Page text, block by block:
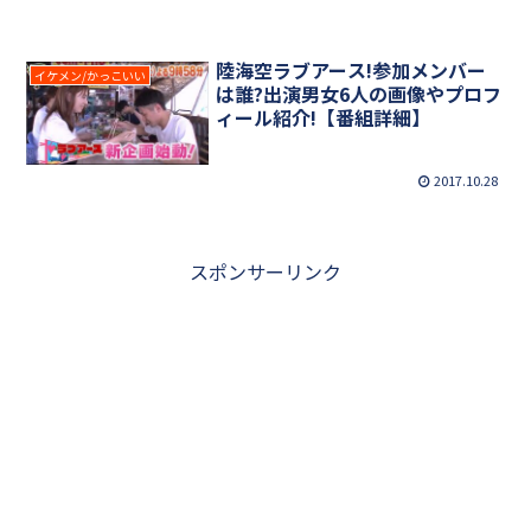
イケメン/かっこいい
陸海空ラブアース!参加メンバー
は誰?出演男女6人の画像やプロフ
ィール紹介!【番組詳細】
2017.10.28
スポンサーリンク